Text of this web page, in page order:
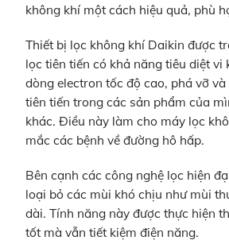
không khí một cách hiệu quả, phù
Thiết bị lọc không khí Daikin được
lọc tiên tiến có khả năng tiêu diệt
dòng electron tốc độ cao, phá vỡ
tiên tiến trong các sản phẩm của
khác. Điều này làm cho máy lọc
mắc các bệnh về đường hô hấp.
Bên cạnh các công nghệ lọc hiện
loại bỏ các mùi khó chịu như mùi
dài. Tính năng này được thực hiện
tốt mà vẫn tiết kiệm điện năng.